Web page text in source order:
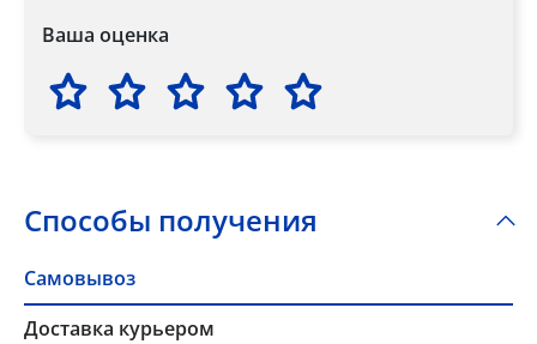
Ваша оценка
Способы получения
Самовывоз
Доставка курьером